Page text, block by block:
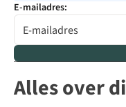
E-mailadres:
Alles over